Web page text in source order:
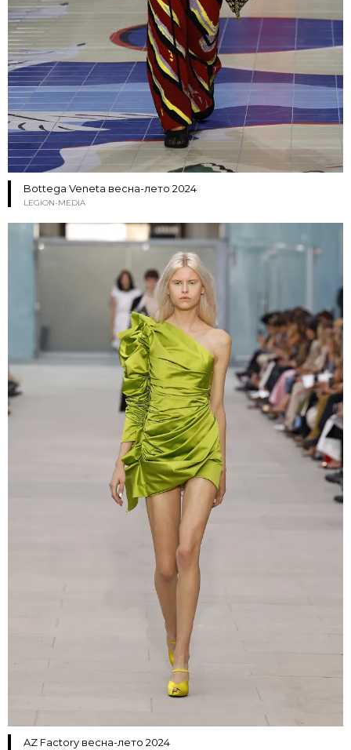
Bottega Veneta весна-лето 2024
LEGION-MEDIA
AZ Factory весна-лето 2024